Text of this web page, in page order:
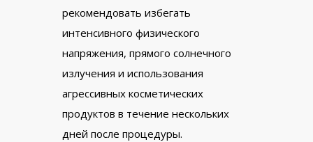
рекомендовать избегать
интенсивного физического
напряжения, прямого солнечного
излучения и использования
агрессивных косметических
продуктов в течение нескольких
дней после процедуры.